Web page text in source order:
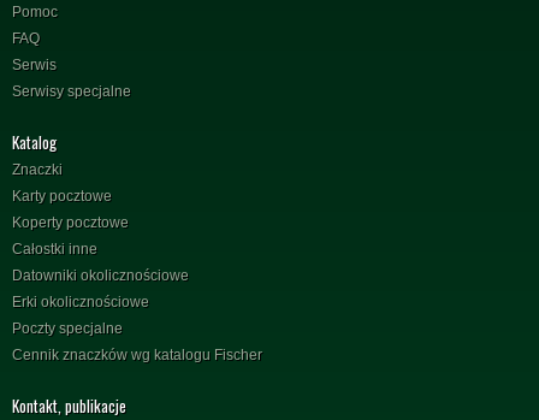
Pomoc
FAQ
Serwis
Serwisy specjalne
Katalog
Znaczki
Karty pocztowe
Koperty pocztowe
Całostki inne
Datowniki okolicznościowe
Erki okolicznościowe
Poczty specjalne
Cennik znaczków wg katalogu Fischer
Kontakt, publikacje